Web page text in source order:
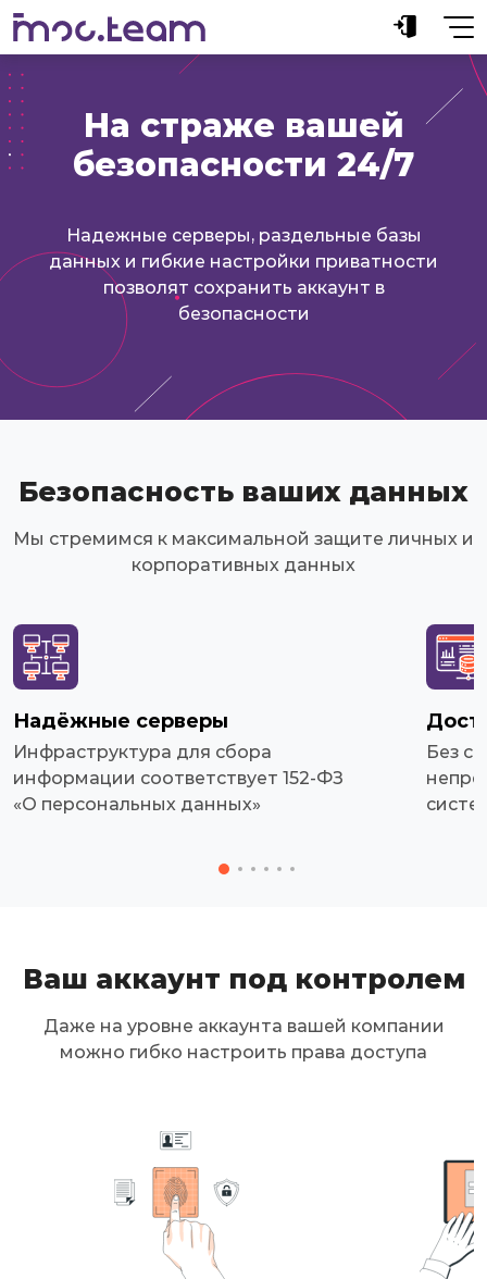
На страже вашей
безопасности 24/7
Надежные серверы, раздельные базы
данных и гибкие настройки приватности
позволят сохранить аккаунт в
безопасности
Безопасность ваших данных
Мы стремимся к максимальной защите личных и
корпоративных данных
Надёжные серверы
Инфраструктура для сбора
информации соответствует 152-ФЗ
«О персональных данных»
Без
Ваш аккаунт под контролем
Даже на уровне аккаунта вашей компании
можно гибко настроить права доступа